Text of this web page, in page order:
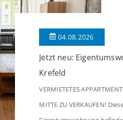
04.08.2026
Jetzt neu:
Krefeld
VERMIETETES
MITTE ZU VERKAUFEN!